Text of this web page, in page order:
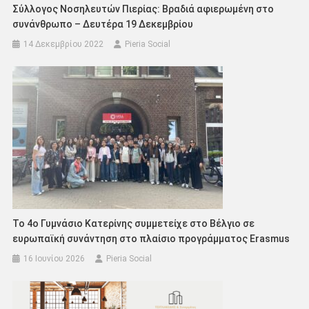
Σύλλογος Νοσηλευτών Πιερίας: Βραδιά αφιερωμένη στο
συνάνθρωπο – Δευτέρα 19 Δεκεμβρίου
14 Δεκεμβρίου 2022 Pieria Social
Το 4ο Γυμνάσιο Κατερίνης συμμετείχε στο Βέλγιο σε
ευρωπαϊκή συνάντηση στο πλαίσιο προγράμματος Erasmus
16 Ιουνίου 2026 Pieria Social